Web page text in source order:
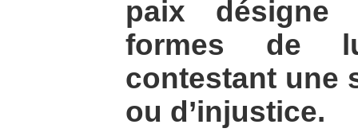
paix désigne
formes de
contestant une
ou d’injustice.